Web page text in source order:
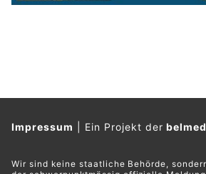
Impressum Ein Projekt der
Wir sind keine staatliche Behörde,